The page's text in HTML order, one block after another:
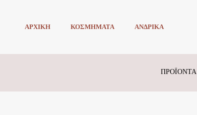
ΑΡΧΙΚΗ ΚΟΣΜΗΜΑΤΑ ΑΝΔΡΙΚΑ
ΠΡΟΪΌΝΤΑ